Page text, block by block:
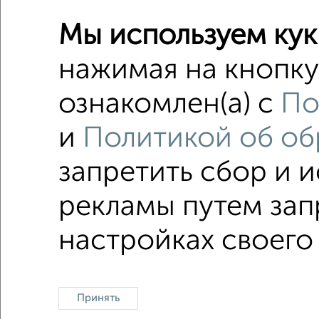
Студии
Поиск по
не
в
Двухкомнатные
Мы используем
нажимая на
ознакомлен(а) с
и Политикой об
запретить сбор и
рекламы путем
настройках
Принять